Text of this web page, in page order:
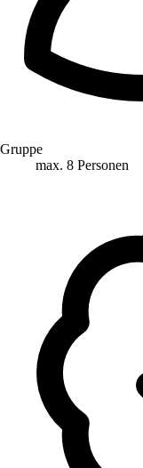
Gruppe
max. 8 Personen